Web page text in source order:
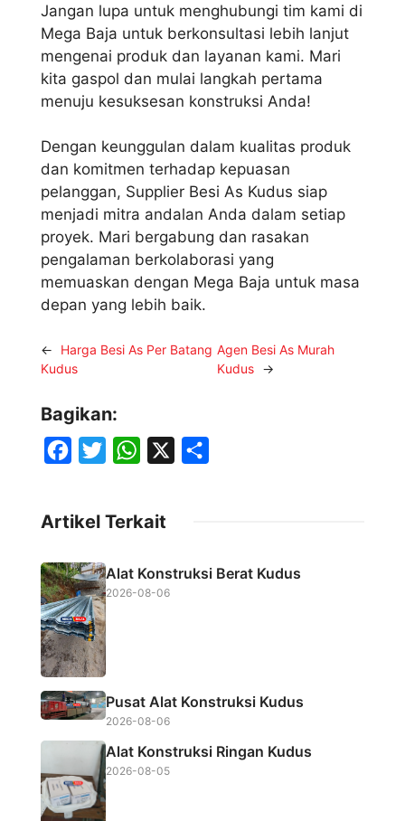
Jangan lupa untuk menghubungi tim kami di
Mega Baja untuk berkonsultasi lebih lanjut
mengenai produk dan layanan kami. Mari
kita gaspol dan mulai langkah pertama
menuju kesuksesan konstruksi Anda!
Dengan keunggulan dalam kualitas produk
dan komitmen terhadap kepuasan
pelanggan, Supplier Besi As Kudus siap
menjadi mitra andalan Anda dalam setiap
proyek. Mari bergabung dan rasakan
pengalaman berkolaborasi yang
memuaskan dengan Mega Baja untuk masa
depan yang lebih baik.
←
Harga Besi As Per Batang
Kudus
Agen Besi As Murah
Kudus
→
Bagikan:
e
b
o
o
k
t
e
W
t
A
Artikel Terkait
Alat Konstruksi Berat Kudus
2026-08-06
Pusat Alat Konstruksi Kudus
2026-08-06
Alat Konstruksi Ringan Kudus
2026-08-05